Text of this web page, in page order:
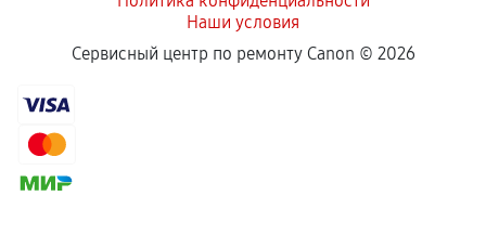
Наши условия
Сервисный центр по ремонту Canon © 2026